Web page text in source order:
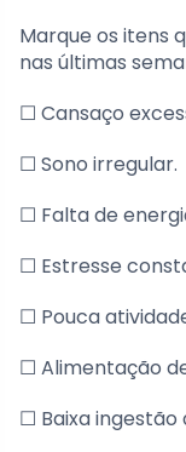
Marque os itens
nas últimas
☐ Cansaço
☐ Sono irregular.
☐ Falta de
☐ Estresse
☐ Pouca
☐ Alimentação
☐ Baixa ingestão